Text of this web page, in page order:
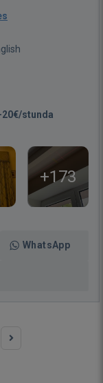
20€/stunda
+173
WhatsApp